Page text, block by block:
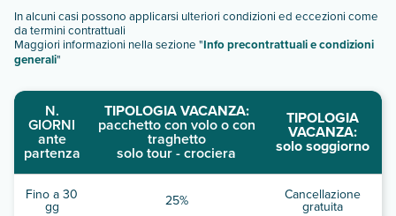
In alcuni casi possono applicarsi ulteriori condizioni ed eccezioni come
da termini contrattuali
Maggiori informazioni nella sezione "Info precontrattuali e condizioni
generali"
N.
GIORNI
ante
partenza
TIPOLOGIA VACANZA:
pacchetto con volo o con
traghetto
solo tour - crociera
TIPOLOGIA
VACANZA:
solo soggiorno
Fino a 30
gg 25% Cancellazione
gratuita